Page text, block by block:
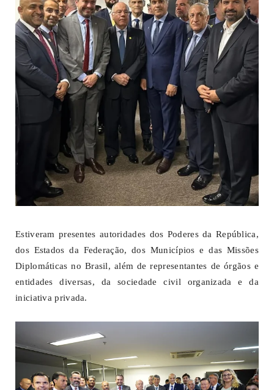
Estiveram presentes autoridades dos Poderes da República,
dos Estados da Federação, dos Municípios e das Missões
Diplomáticas no Brasil, além de representantes de órgãos e
entidades diversas, da sociedade civil organizada e da
iniciativa privada.